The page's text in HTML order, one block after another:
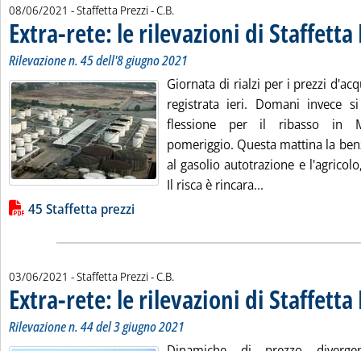
08/06/2021 - Staffetta Prezzi -di:
C.B.
Extra-rete: le rilevazioni di Staffetta
Rilevazione n. 45 dell'8 giugno 2021
Giornata di rialzi per i prezzi
registrata ieri. Domani invece
flessione per il ribasso in
pomeriggio. Questa mattina la
al gasolio autotrazione e
Il risca è rincara...
Lista allegati PDF alla notizia
45 Staffetta prezzi
03/06/2021 - Staffetta Prezzi -di:
C.B.
Extra-rete: le rilevazioni di Staffetta
Rilevazione n. 44 del 3 giugno 2021